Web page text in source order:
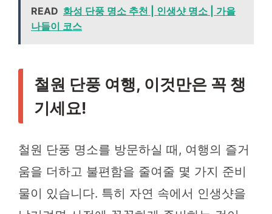
READ 화성 단풍 명소 추천 | 인생샷 명소 | 가을
나들이 코스
철원 단풍 여행, 이것만은 꼭 챙
기세요!
철원 단풍 명소를 방문하실 때, 여행의 즐거
움을 더하고 불편함을 줄여줄 몇 가지 준비
물이 있습니다. 특히 자연 속에서 인생샷을